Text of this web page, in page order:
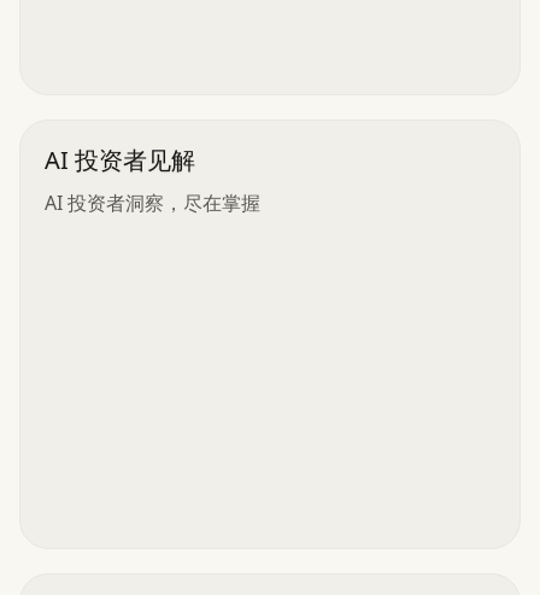
AI 投资者见解
AI 投资者洞察，尽在掌握